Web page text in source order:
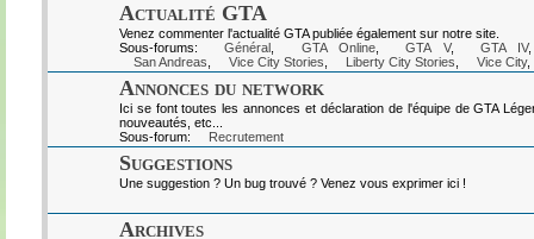
Actualité GTA
Venez commenter l'actualité GTA publiée également sur notre site.
Sous-forums:
Général GTA Online, GTA V, GTA IV
San Andreas
Vice City Stories Liberty City Stories Vice City,
Annonces du network
Ici se font toutes les annonces et déclaration de l'équipe de GTA
nouveautés, etc...
Sous-forum:
Recrutement
Suggestions
Une suggestion ? Un bug trouvé ? Venez vous exprimer ici !
Archives